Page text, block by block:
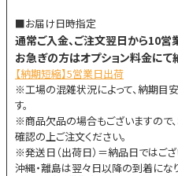
■お届け日時指定
通常ご入金、ご注文翌日から10営
お急ぎの方はオプション料金にて
【納期短縮】5営業日出荷
※工場の混雑状況によって、納期目
す。
※商品欠品の場合もございますので
確認の上ご注文ください。
※発送日（出荷日）＝納品日ではござ
沖縄・離島は翌々日以降の到着になり